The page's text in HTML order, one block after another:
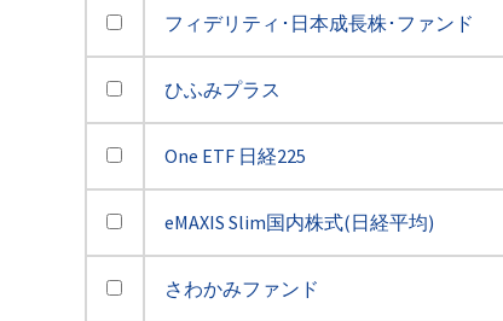
フィデリティ･日本成長株･ファンド
ひふみプラス
One ETF 日経225
eMAXIS Slim国内株式(日経平均)
さわかみファンド